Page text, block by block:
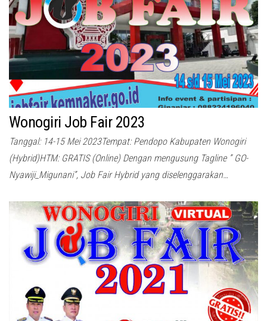
Wonogiri Job Fair 2023
Tanggal: 14-15 Mei 2023Tempat: Pendopo Kabupaten Wonogiri
(Hybrid)HTM: GRATIS (Online) Dengan mengusung Tagline ” GO-
Nyawiji_Migunani”, Job Fair Hybrid yang diselenggarakan…